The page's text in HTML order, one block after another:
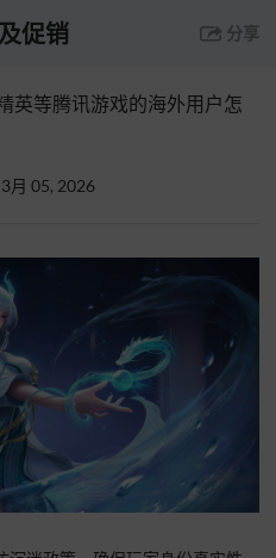
促销 分享
英等腾讯游戏的海外用户怎
3月 05, 2026